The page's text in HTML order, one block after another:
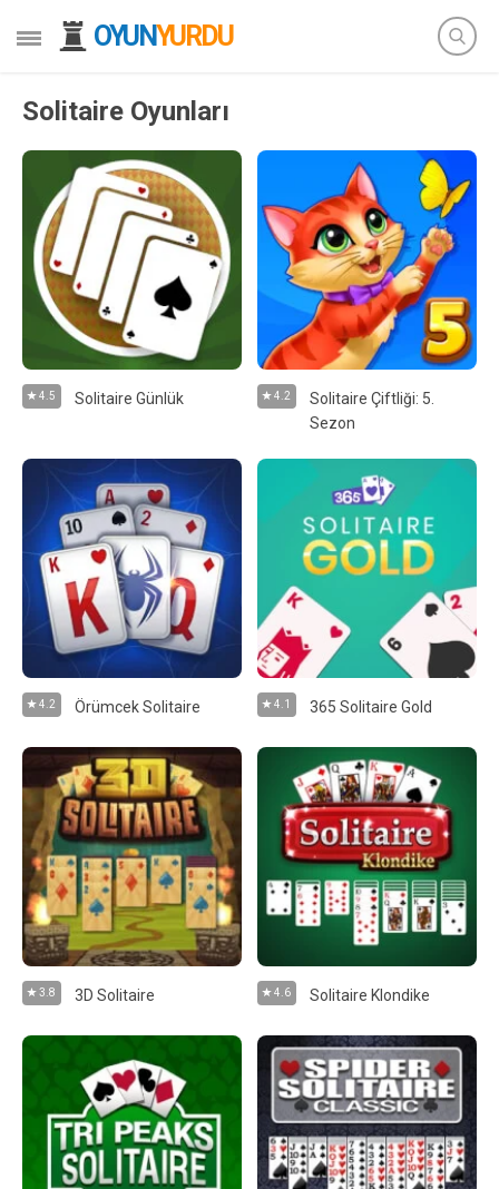
OYUNYURDU
Solitaire Oyunları
4.5 Solitaire Günlük 4.2
Solitaire Çiftliği: 5.
Sezon
4.2 Örümcek Solitaire 4.1 365 Solitaire Gold
3.8 3D Solitaire 4.6 Solitaire Klondike